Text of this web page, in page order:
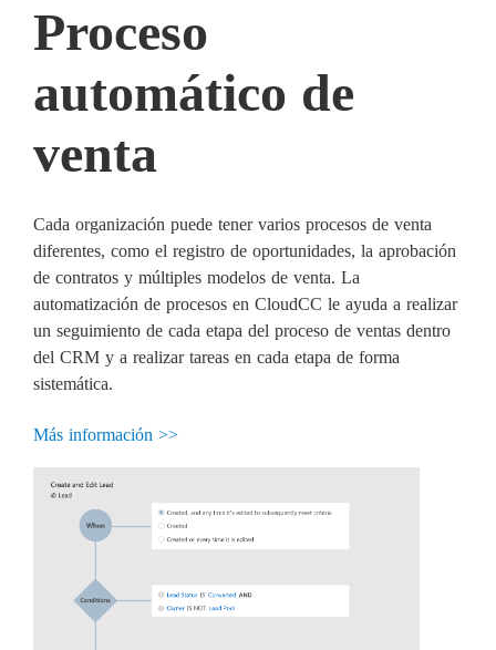
Proceso
automático de
venta
Cada organización puede tener varios procesos de venta
diferentes, como el registro de oportunidades, la aprobación
de contratos y múltiples modelos de venta. La
automatización de procesos en CloudCC le ayuda a realizar
un seguimiento de cada etapa del proceso de ventas dentro
del CRM y a realizar tareas en cada etapa de forma
sistemática.
Más información >>